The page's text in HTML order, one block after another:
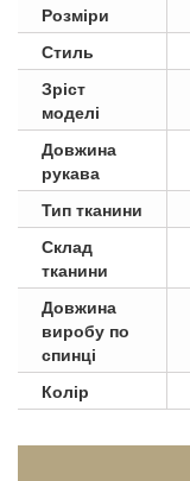
Розміри
Стиль
Зріст
моделі
Довжина
рукава
Тип тканини
Склад
тканини
Довжина
виробу по
спинці
Колір